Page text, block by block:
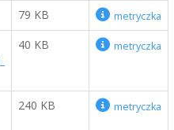
79 KB metryczka
40 KB metryczka
240 KB metryczka